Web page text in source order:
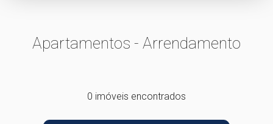
Apartamentos - Arrendamento
0 imóveis encontrados